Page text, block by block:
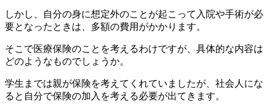
しかし、自分の身に想定外のことが起こって入院や手術が必
要となったときは、多額の費用がかかります。
そこで医療保険のことを考えるわけですが、具体的な内容は
どのようなものでしょうか。
学生までは親が保険を考えてくれていましたが、社会人にな
ると自分で保険の加入を考える必要が出てきます。